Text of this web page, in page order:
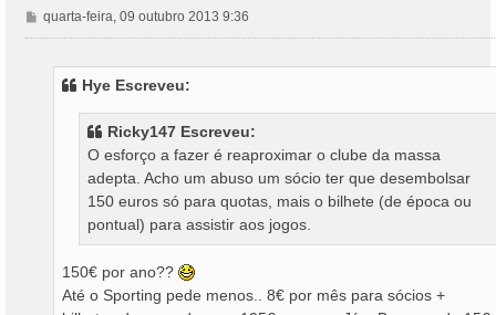
M
e
quarta-feira, 09 outubro 2013 9:36
Hye Escreveu:
Ricky147 Escreveu:
O esforço a fazer é reaproximar o clube da massa
adepta. Acho um abuso um sócio ter que desembolsar
150 euros só para quotas, mais o bilhete (de época ou
pontual) para assistir aos jogos.
150€ por ano??
Até o Sporting pede menos.. 8€ por mês para sócios +